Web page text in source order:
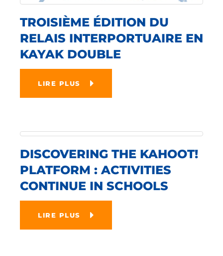
TROISIÈME ÉDITION DU
RELAIS INTERPORTUAIRE EN
KAYAK DOUBLE
LIRE PLUS
DISCOVERING THE KAHOOT!
PLATFORM : ACTIVITIES
CONTINUE IN SCHOOLS
LIRE PLUS